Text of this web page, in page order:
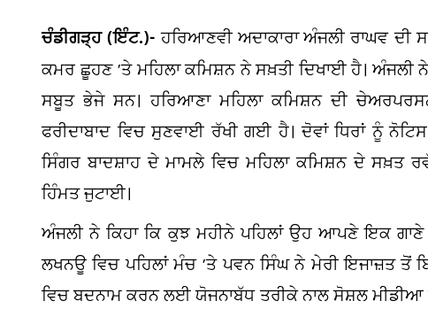
ਚੰਡੀਗੜ੍ਹ (ਇੰਟ.)- ਹਰਿਆਣਵੀ ਅਦਾਕਾਰਾ ਅੰਜਲੀ ਰਾਘਵ
ਕਮਰ ਛੂਹਣ ’ਤੇ ਮਹਿਲਾ ਕਮਿਸ਼ਨ ਨੇ ਸਖ਼ਤੀ ਦਿਖਾਈ ਹੈ।
ਸਬੂਤ ਭੇਜੇ ਸਨ। ਹਰਿਆਣਾ ਮਹਿਲਾ ਕਮਿਸ਼ਨ ਦੀ
ਫਰੀਦਾਬਾਦ ਵਿਚ ਸੁਣਵਾਈ ਰੱਖੀ ਗਈ ਹੈ। ਦੋਵਾਂ ਧਿਰਾਂ ਨੂੰ
ਸਿੰਗਰ ਬਾਦਸ਼ਾਹ ਦੇ ਮਾਮਲੇ ਵਿਚ ਮਹਿਲਾ ਕਮਿਸ਼ਨ ਦੇ
ਹਿੰਮਤ ਜੁਟਾਈ।
ਅੰਜਲੀ ਨੇ ਕਿਹਾ ਕਿ ਕੁਝ ਮਹੀਨੇ ਪਹਿਲਾਂ ਉਹ ਆਪਣੇ ਇਕ
ਲਖਨਊ ਵਿਚ ਪਹਿਲਾਂ ਮੰਚ ’ਤੇ ਪਵਨ ਸਿੰਘ ਨੇ ਮੇਰੀ ਇਜਾਜ਼ਤ ਤੋਂ
ਵਿਚ ਬਦਨਾਮ ਕਰਨ ਲਈ ਯੋਜਨਾਬੱਧ ਤਰੀਕੇ ਨਾਲ ਸੋਸ਼ਲ